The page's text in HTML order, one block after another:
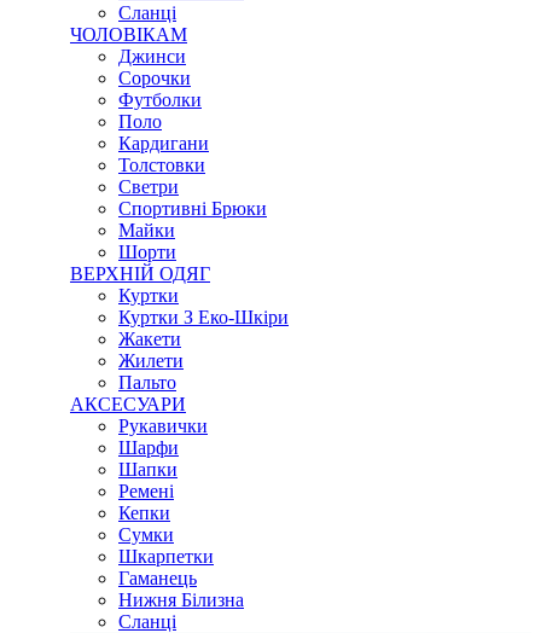
Сланці
ЧОЛОВІКАМ
Джинси
Сорочки
Футболки
Поло
Кардигани
Толстовки
Светри
Спортивні Брюки
Майки
Шорти
ВЕРХНІЙ ОДЯГ
Куртки
Куртки З Еко-Шкіри
Жакети
Жилети
Пальто
АКСЕСУАРИ
Рукавички
Шарфи
Шапки
Ремені
Кепки
Сумки
Шкарпетки
Гаманець
Нижня Білизна
Сланці